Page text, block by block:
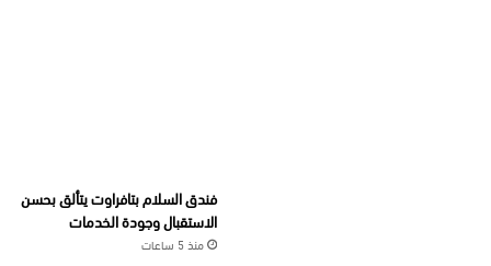
فندق السلام بتافراوت يتألق بحسن
الاستقبال وجودة الخدمات
منذ 5 ساعات